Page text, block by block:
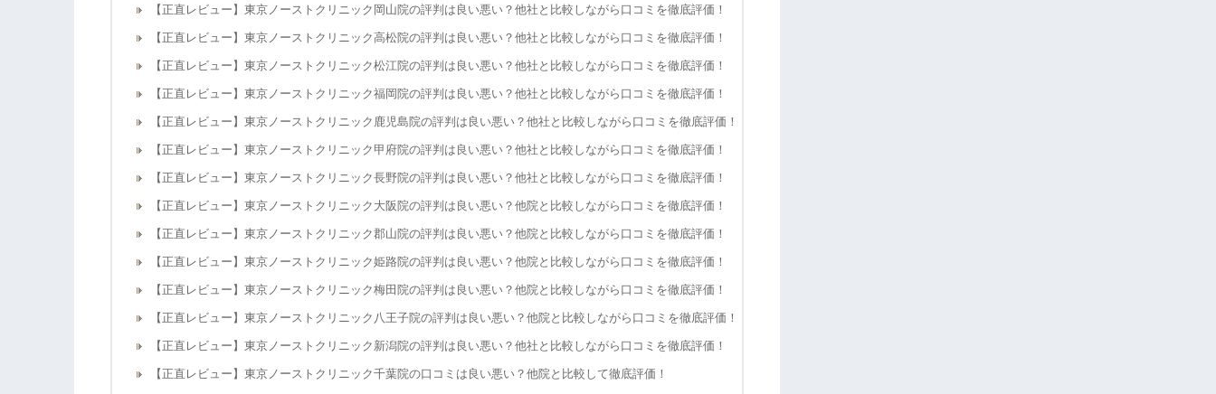
【正直レビュー】東京ノーストクリニック岡山院の評判は良い悪い？他社と比較しながら口コミを徹底評価！
【正直レビュー】東京ノーストクリニック高松院の評判は良い悪い？他社と比較しながら口コミを徹底評価！
【正直レビュー】東京ノーストクリニック松江院の評判は良い悪い？他社と比較しながら口コミを徹底評価！
【正直レビュー】東京ノーストクリニック福岡院の評判は良い悪い？他社と比較しながら口コミを徹底評価！
【正直レビュー】東京ノーストクリニック鹿児島院の評判は良い悪い？他社と比較しながら口コミを徹底評価！
【正直レビュー】東京ノーストクリニック甲府院の評判は良い悪い？他社と比較しながら口コミを徹底評価！
【正直レビュー】東京ノーストクリニック長野院の評判は良い悪い？他社と比較しながら口コミを徹底評価！
【正直レビュー】東京ノーストクリニック大阪院の評判は良い悪い？他院と比較しながら口コミを徹底評価！
【正直レビュー】東京ノーストクリニック郡山院の評判は良い悪い？他院と比較しながら口コミを徹底評価！
【正直レビュー】東京ノーストクリニック姫路院の評判は良い悪い？他院と比較しながら口コミを徹底評価！
【正直レビュー】東京ノーストクリニック梅田院の評判は良い悪い？他院と比較しながら口コミを徹底評価！
【正直レビュー】東京ノーストクリニック八王子院の評判は良い悪い？他院と比較しながら口コミを徹底評価！
【正直レビュー】東京ノーストクリニック新潟院の評判は良い悪い？他社と比較しながら口コミを徹底評価！
【正直レビュー】東京ノーストクリニック千葉院の口コミは良い悪い？他院と比較して徹底評価！